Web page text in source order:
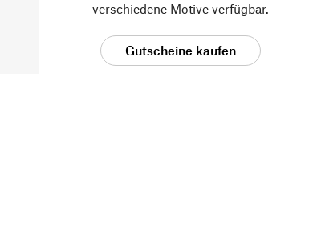
verschiedene Motive verfügbar.
Gutscheine kaufen